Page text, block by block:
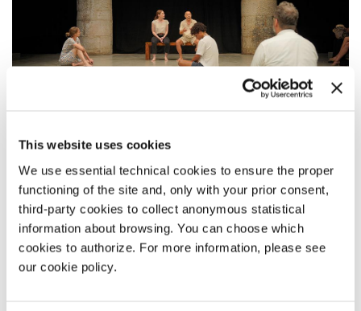
This website uses cookies
We use essential technical cookies to ensure the proper
functioning of the site and, only with your prior consent,
third-party cookies to collect anonymous statistical
information about browsing. You can choose which
cookies to authorize. For more information, please see
our cookie policy.
DESCRIZIONE
La figura di Inanna, centrale nella mitologia sumera,
trascende il ruolo di pura e semplice divinità e si erge come
una sorta di archetipo della completa realizzazione
femminile. La sua storia viene fatta risalire alla
Mesopotamia del terzo millennio a.C. ed è una
testimonianza dei primi fondamenti della civiltà umana.